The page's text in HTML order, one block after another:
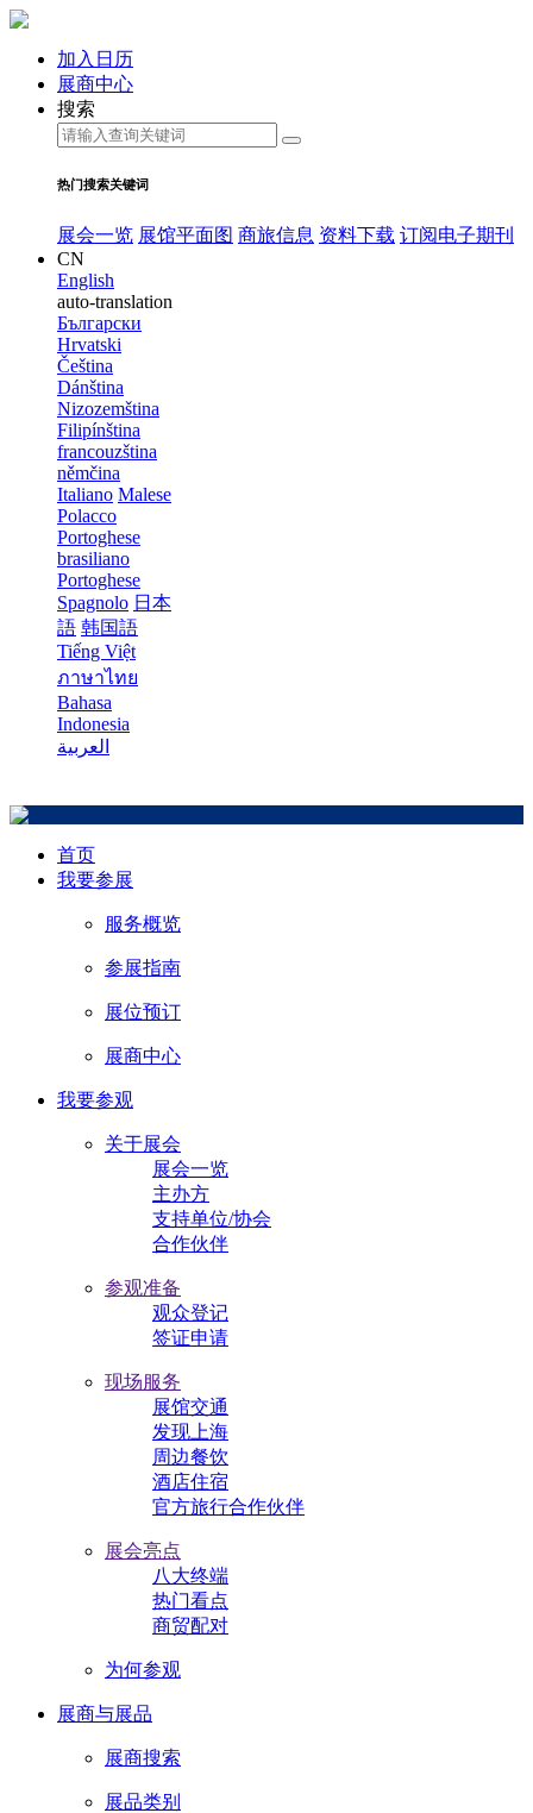
加入日历
展商中心
搜索
热门搜索关键词
展会一览 展馆平面图 商旅信息 资料下载 订阅电子期刊
CN
English
auto-translation
Български
Hrvatski
Čeština
Dánština
Nizozemština
Filipínština
francouzština
němčina
Italiano Malese
Polacco
Portoghese
brasiliano
Portoghese
Spagnolo 日本
語 韩国語
Tiếng Việt
ภาษาไทย
Bahasa
Indonesia
العربية
首页
我要参展
服务概览
参展指南
展位预订
展商中心
我要参观
关于展会
展会一览
主办方
支持单位/协会
合作伙伴
参观准备
观众登记
签证申请
现场服务
展馆交通
发现上海
周边餐饮
酒店住宿
官方旅行合作伙伴
展会亮点
八大终端
热门看点
商贸配对
为何参观
展商与展品
展商搜索
展品类别